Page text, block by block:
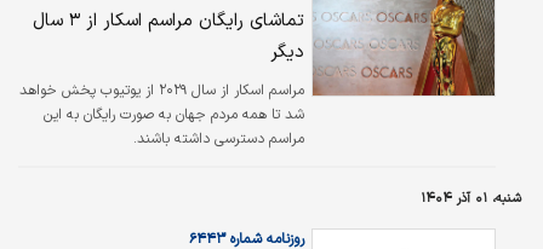
تماشای رایگان مراسم اسکار از ۳ سال
دیگر
مراسم اسکار از سال ۲۰۲۹ از یوتیوب پخش خواهد
شد تا همه مردم جهان به صورت رایگان به این
مراسم دسترسی داشته باشند.
شنبه، ۰۱ آذر ۱۴۰۴
روزنامه شماره ۶۴۴۳